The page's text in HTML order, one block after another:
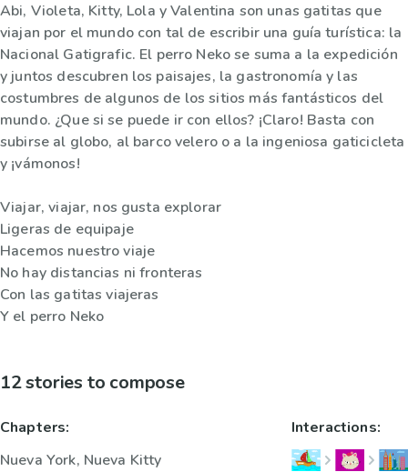
Abi, Violeta, Kitty, Lola y Valentina son unas gatitas que
viajan por el mundo con tal de escribir una guía turística: la
Nacional Gatigrafic. El perro Neko se suma a la expedición
y juntos descubren los paisajes, la gastronomía y las
costumbres de algunos de los sitios más fantásticos del
mundo. ¿Que si se puede ir con ellos? ¡Claro! Basta con
subirse al globo, al barco velero o a la ingeniosa gaticicleta
y ¡vámonos!
Viajar, viajar, nos gusta explorar
Ligeras de equipaje
Hacemos nuestro viaje
No hay distancias ni fronteras
Con las gatitas viajeras
Y el perro Neko
12 stories to compose
Chapters:
Nueva York, Nueva Kitty
Interactions: